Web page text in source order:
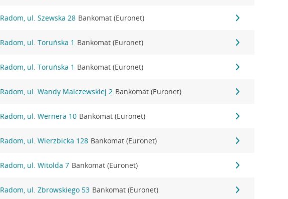
Radom, ul. Szewska 28 Bankomat (Euronet)
Radom, ul. Toruńska 1 Bankomat (Euronet)
Radom, ul. Toruńska 1 Bankomat (Euronet)
Radom, ul. Wandy Malczewskiej 2 Bankomat (Euronet)
Radom, ul. Wernera 10 Bankomat (Euronet)
Radom, ul. Wierzbicka 128 Bankomat (Euronet)
Radom, ul. Witolda 7 Bankomat (Euronet)
Radom, ul. Zbrowskiego 53 Bankomat (Euronet)